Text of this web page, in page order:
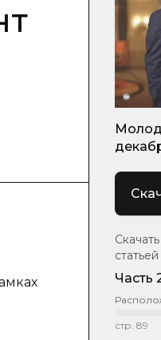
статьей
Часть
стр. 89